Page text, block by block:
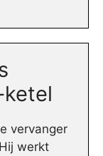
vervanger
werkt